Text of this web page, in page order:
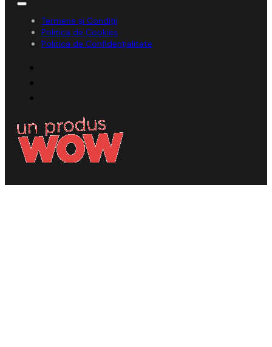
Termene și Condiții
Politica de Cookies
Politica de Confidențialitate